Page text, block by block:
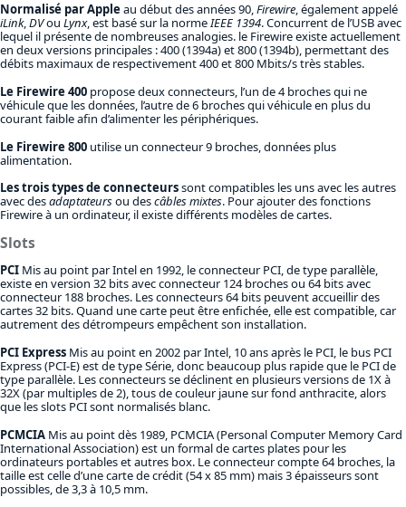
Normalisé par Apple au début des années 90,Firewire, également appelé
iLink,DVou Lynx, est basé sur la normeIEEE 1394. Concurrent de l’USB avec
lequel il présente de nombreuses analogies. le Firewire existe actuellement
en deux versions principales : 400 (1394a) et 800 (1394b), permettant des
débits maximaux de respectivement 400 et 800 Mbits/s très stables.
Le Firewire 400 propose deux connecteurs, l’un de 4 broches qui ne
véhicule que les données, l’autre de 6 broches qui véhicule en plus du
courant faible afin d’alimenter les périphériques.
Le Firewire 800 utilise un connecteur 9 broches, données plus
alimentation.
Les trois types de connecteurssont compatibles les uns avec les autres
avec desadaptateursou descâbles mixtes. Pour ajouter des fonctions
Firewire à un ordinateur, il existe différents modèles de cartes.
Slots
PCI Mis au point par Intel en 1992, le connecteur PCI, de type parallèle,
existe en version 32 bits avec connecteur 124 broches ou 64 bits avec
connecteur 188 broches. Les connecteurs 64 bits peuvent accueillir des
cartes 32 bits. Quand une carte peut être enfichée, elle est compatible, car
autrement des détrompeurs empêchent son installation.
PCI Express Mis au point en 2002 par Intel, 10 ans après le PCI, le bus PCI
Express (PCI-E) est de type Série, donc beaucoup plus rapide que le PCI de
type parallèle. Les connecteurs se déclinent en plusieurs versions de 1X à
32X (par multiples de 2), tous de couleur jaune sur fond anthracite, alors
que les slots PCI sont normalisés blanc.
PCMCIA Mis au point dès 1989, PCMCIA (Personal Computer Memory Card
International Association) est un formal de cartes plates pour les
ordinateurs portables et autres box. Le connecteur compte 64 broches, la
taille est celle d’une carte de crédit (54 x 85 mm) mais 3 épaisseurs sont
possibles, de 3,3 à 10,5 mm.